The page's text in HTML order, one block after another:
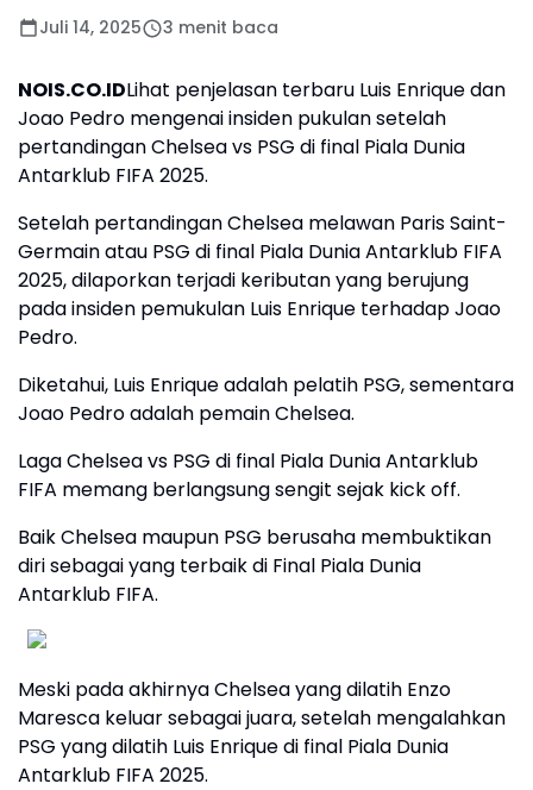
Juli 14, 2025 3 menit baca
NOIS.CO.IDLihat penjelasan terbaru Luis Enrique dan
Joao Pedro mengenai insiden pukulan setelah
pertandingan Chelsea vs PSG di final Piala Dunia
Antarklub FIFA 2025.
Setelah pertandingan Chelsea melawan Paris Saint-
Germain atau PSG di final Piala Dunia Antarklub FIFA
2025, dilaporkan terjadi keributan yang berujung
pada insiden pemukulan Luis Enrique terhadap Joao
Pedro.
Diketahui, Luis Enrique adalah pelatih PSG, sementara
Joao Pedro adalah pemain Chelsea.
Laga Chelsea vs PSG di final Piala Dunia Antarklub
FIFA memang berlangsung sengit sejak kick off.
Baik Chelsea maupun PSG berusaha membuktikan
diri sebagai yang terbaik di Final Piala Dunia
Antarklub FIFA.
Meski pada akhirnya Chelsea yang dilatih Enzo
Maresca keluar sebagai juara, setelah mengalahkan
PSG yang dilatih Luis Enrique di final Piala Dunia
Antarklub FIFA 2025.